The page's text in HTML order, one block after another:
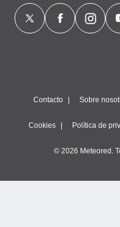
Contacto Sobre
Cookies Política de
© 2026 Meteored.